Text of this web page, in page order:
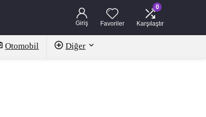
Giriş Favoriler
0
Karşılaştır
Otomobil Diğer